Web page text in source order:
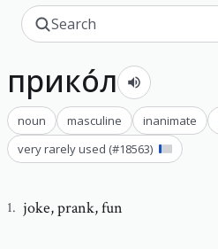
прико́л
noun masculine inanimate
very rarely used (#18563)
1. joke,prank, fun